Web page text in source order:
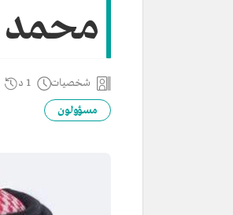
محمد
شخصيات 1 د
مسؤولون